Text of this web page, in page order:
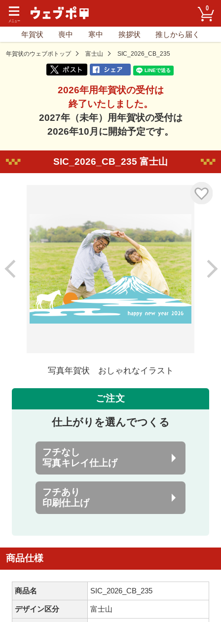
0
年賀状 喪中 寒中 挨拶状 推しから届く
年賀状のウェブポトップ 富士山 SIC_2026_CB_235
2026年用年賀状の受付は
終了いたしました。
2027年（未年）用年賀状の受付は
2026年10月に開始予定です。
SIC_2026_CB_235 富士山
写真年賀状 おしゃれなイラスト
ご注文
仕上がりを選んでつくる
フチなし
写真キレイ仕上げ
フチあり
印刷仕上げ
商品仕様
商品名 SIC_2026_CB_235
デザイン区分 富士山